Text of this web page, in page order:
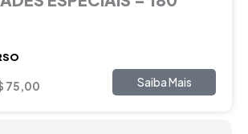
75,00 Saiba Mais